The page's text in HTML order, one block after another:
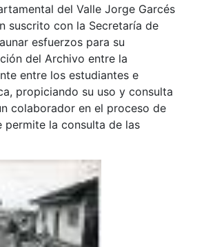
del Valle Jorge Garcés
suscrito con la Secretaría de
esfuerzos para su
del Archivo entre la
entre los estudiantes e
propiciando su uso y consulta
colaborador en el proceso de
la consulta de las